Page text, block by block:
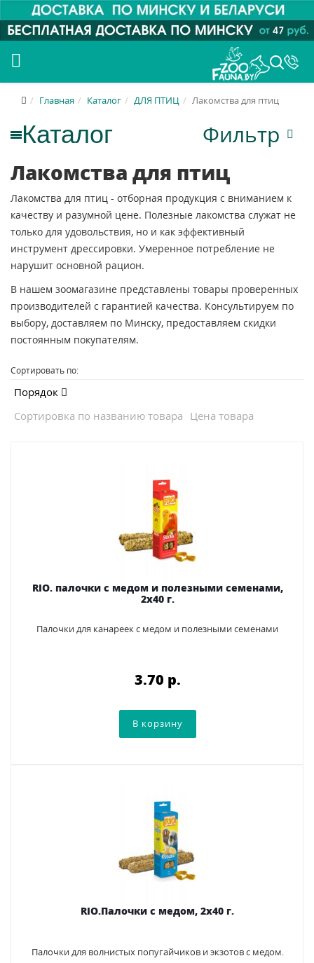
Главная Каталог ДЛЯ ПТИЦ Лакомства для птиц
Фильтр
Лакомства для птиц
Лакомства для птиц - отборная продукция с вниманием к
качеству и разумной цене. Полезные лакомства служат не
только для удовольствия, но и как эффективный
инструмент дрессировки. Умеренное потребление не
нарушит основной рацион.
В нашем зоомагазине представлены товары проверенных
производителей с гарантией качества. Консультируем по
выбору, доставляем по Минску, предоставляем скидки
постоянным покупателям.
Сортировать по:
Порядок
Сортировка по названию товара Цена товара
RIO. палочки с медом и полезными семенами,
2х40 г.
Палочки для канареек с медом и полезными семенами
3.70 p.
RIO.Палочки с медом, 2х40 г.
Палочки для волнистых попугайчиков и экзотов с медом.